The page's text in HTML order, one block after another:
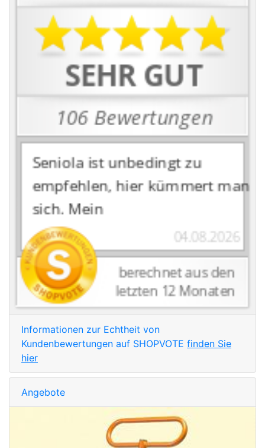
Informationen zur Echtheit von
Kundenbewertungen auf SHOPVOTE finden Sie
hier
Angebote